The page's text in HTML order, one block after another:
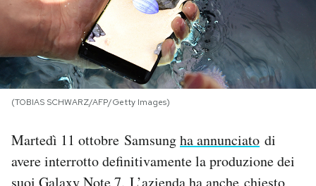
NEWSLETTER
I MIEI PREFERITI
CALENDARIO
(TOBIAS SCHWARZ/AFP/Getty Images)
Martedì 11 ottobre Samsungha annunciato di
avere interrotto definitivamente la produzione dei